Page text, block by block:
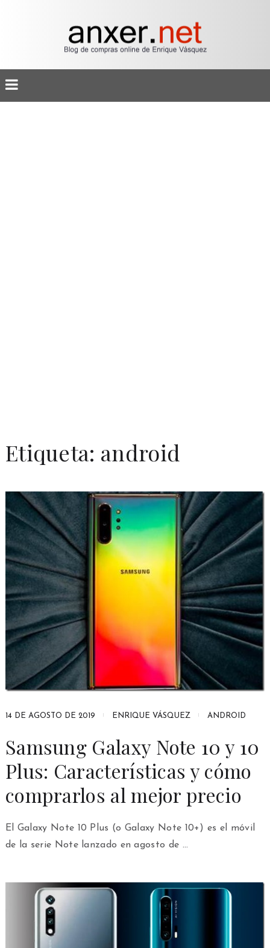
Etiqueta: android
14 DE AGOSTO DE 2019 ENRIQUE VÁSQUEZ ANDROID
Samsung Galaxy Note 10 y 10
Plus: Características y cómo
comprarlos al mejor precio
El Galaxy Note 10 Plus (o Galaxy Note 10+) es el móvil
de la serie Note lanzado en agosto de …